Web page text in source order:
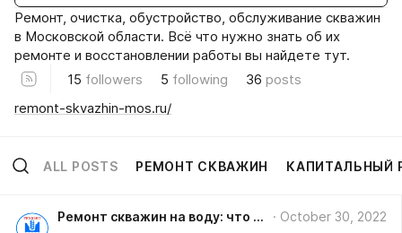
Ремонт, очистка, обустройство, обслуживание скважин
в Московской области. Всё что нужно знать об их
ремонте и восстановлении работы вы найдете тут.
15 followers 5 following 36 posts
remont-skvazhin-mos.ru/
ALL POSTS РЕМОНТ СКВАЖИН КАПИТАЛЬНЫЙ
Ремонт скважин на воду: что надо знать об их очистке, обустройстве, обслуживании, диагностике October 30, 2022